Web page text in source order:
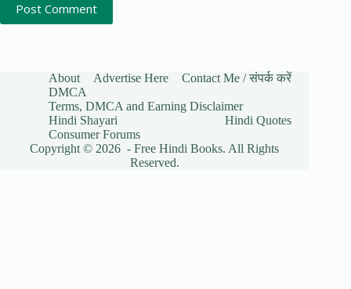
Post Comment
About Advertise Here
Contact Me / संपर्क करें
DMCA
Terms, DMCA and Earning Disclaimer
Hindi Shayari
Hindi Quotes
Consumer Forums
Copyright © 2026 - Free Hindi Books. All Rights
Reserved.